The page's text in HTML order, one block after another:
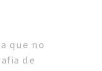
que no
de